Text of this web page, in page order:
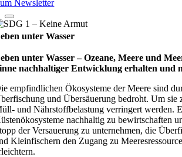
Newsletter
unter Wasser
unter Wasser – Oze­ane, Meere und
nach­hal­ti­ger Ent­wick­lung erhal­ten und
empfindlichen Ökosysteme der Meere sind
und Übersäuerung bedroht. Um sie
und Nährstoffbelastung verringert werden.
nachhaltig zu bewirtschaften
der Versauerung zu unternehmen, die
Kleinfischern den Zugang zu